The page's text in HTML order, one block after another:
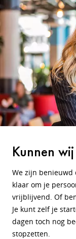
Kunnen
We zijn benieuwd
klaar om je
vrijblijvend. Of
Je kunt zelf je
dagen toch nog
stopzetten.